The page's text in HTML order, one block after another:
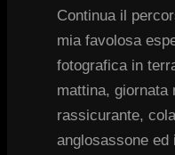
Continua il
mia favolosa
fotografica in
mattina, giornata
rassicurante,
anglosassone